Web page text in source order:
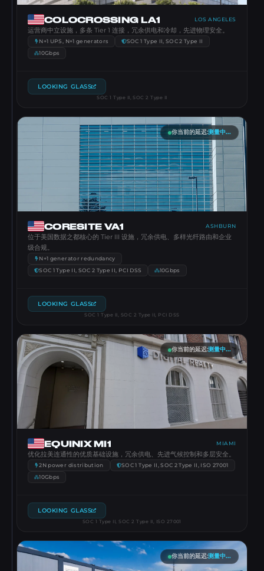
COLOCROSSING LA1 LOS ANGELES
运营商中立设施，多条 Tier 1 连接，冗余供电和冷却，先进物理安全。
N+1 UPS, N+1 generators
SOC 1 Type II, SOC 2 Type II
10Gbps
LOOKING GLASS
SOC 1 Type II, SOC 2 Type II
你当前的延迟:测量中...
CORESITE VA1 ASHBURN
位于美国数据之都核心的 Tier III 设施，冗余供电、多样光纤路由和企业
级合规。
N+1 generator redundancy
SOC 1 Type II, SOC 2 Type II, PCI DSS
10Gbps
LOOKING GLASS
SOC 1 Type II, SOC 2 Type II, PCI DSS
你当前的延迟:测量中...
EQUINIX MI1 MIAMI
优化拉美连通性的优质基础设施，冗余供电、先进气候控制和多层安全。
2N power distribution
SOC 1 Type II, SOC 2 Type II, ISO 27001
10Gbps
LOOKING GLASS
SOC 1 Type II, SOC 2 Type II, ISO 27001
你当前的延迟:测量中...